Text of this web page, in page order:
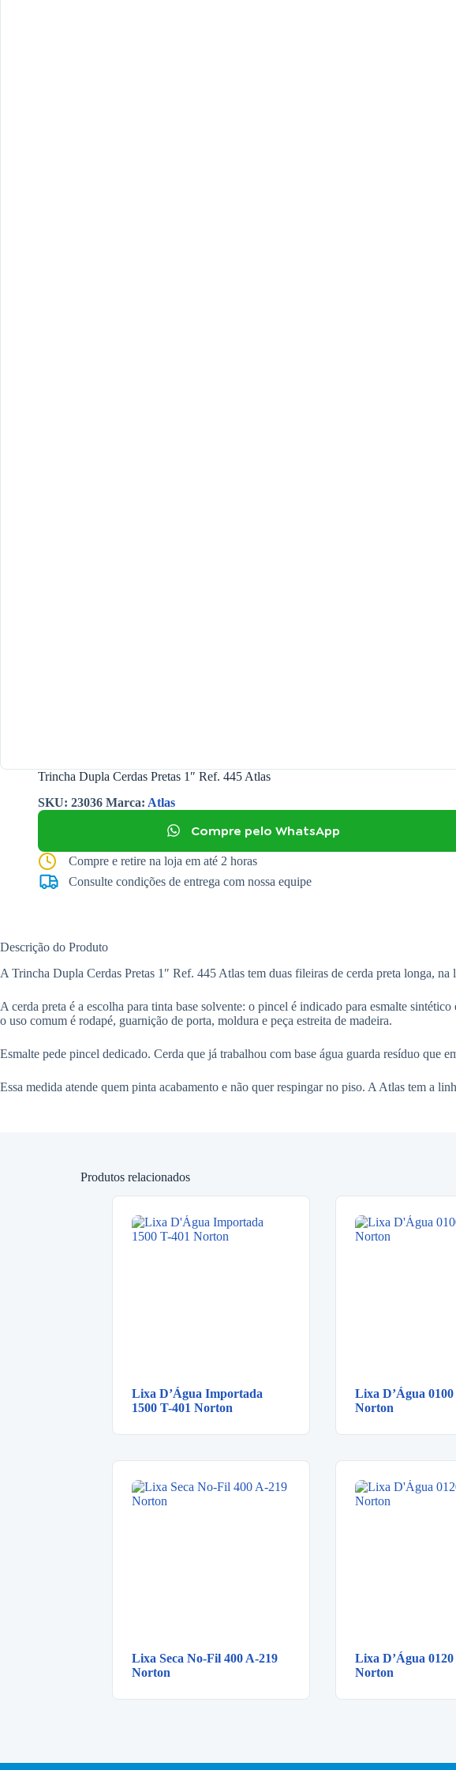
Trincha Dupla Cerdas Pretas 1″ Ref. 445 Atlas
SKU: 23036 Marca: Atlas
Compre pelo WhatsApp
Compre e retire na loja em até 2 horas
Consulte condições de entrega com nossa equipe
Descrição do Produto
A Trincha Dupla Cerdas Pretas 1″ Ref. 445 Atlas tem duas fileiras de cerda preta longa,
A cerda preta é a escolha para tinta base solvente: o pincel é indicado para esmalte
o uso comum é rodapé, guarnição de porta, moldura e peça estreita de madeira.
Esmalte pede pincel dedicado. Cerda que já trabalhou com base água guarda resíduo que
Essa medida atende quem pinta acabamento e não quer respingar no piso. A Atlas tem a
Produtos relacionados
Lixa D’Água Importada
1500 T-401 Norton
Lixa D’Água 0100
Norton
Lixa Seca No-Fil 400 A-219
Norton
Lixa D’Água 0120
Norton